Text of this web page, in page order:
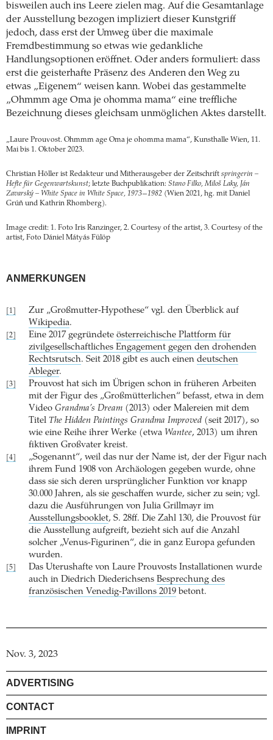
bisweilen auch ins Leere zielen mag. Auf die Gesamtanlage
der Ausstellung bezogen impliziert dieser Kunstgriff
jedoch, dass erst der Umweg über die maximale
Fremdbestimmung so etwas wie gedankliche
Handlungsoptionen eröffnet. Oder anders formuliert: dass
erst die geisterhafte Präsenz des Anderen den Weg zu
etwas „Eigenem“ weisen kann. Wobei das gestammelte
„Ohmmm age Oma je ohomma mama“ eine treffliche
Bezeichnung dieses gleichsam unmöglichen Aktes darstellt.
„Laure Prouvost. Ohmmm age Oma je ohomma mama“, Kunsthalle Wien, 11.
Mai bis 1. Oktober 2023.
Christian Höller ist Redakteur und Mitherausgeber der Zeitschrift springerin –
Hefte für Gegenwartskunst; letzte Buchpublikation: Stano Filko, Miloš Laky, Ján
Zavarský – White Space in White Space, 1973−1982 (Wien 2021, hg. mit Daniel
Grúň und Kathrin Rhomberg).
Image credit: 1. Foto Iris Ranzinger, 2. Courtesy of the artist, 3. Courtesy of the
artist, Foto Dániel Mátyás Fülöp
ANMERKUNGEN
[1]
Zur „Großmutter-Hypothese“ vgl. den Überblick auf
Wikipedia.
[2] Eine 2017 gegründete österreichische Plattform für
zivilgesellschaftliches Engagement gegen den drohenden
Rechtsrutsch. Seit 2018 gibt es auch einen deutschen
Ableger.
[3]
Prouvost hat sich im Übrigen schon in früheren Arbeiten
mit der Figur des „Großmütterlichen“ befasst, etwa in dem
Video Grandma’s Dream (2013) oder Malereien mit dem
Titel The Hidden Paintings Grandma Improved (seit 2017), so
wie eine Reihe ihrer Werke (etwa Wantee, 2013) um ihren
fiktiven Großvater kreist.
[4]
„Sogenannt“, weil das nur der Name ist, der der Figur nach
ihrem Fund 1908 von Archäologen gegeben wurde, ohne
dass sie sich deren ursprünglicher Funktion vor knapp
30.000 Jahren, als sie geschaffen wurde, sicher zu sein; vgl.
dazu die Ausführungen von Julia Grillmayr im
Ausstellungsbooklet, S. 28ff. Die Zahl 130, die Prouvost für
die Ausstellung aufgreift, bezieht sich auf die Anzahl
solcher „Venus-Figurinen“, die in ganz Europa gefunden
wurden.
[5]
Das Uterushafte von Laure Prouvosts Installationen wurde
auch in Diedrich Diederichsens Besprechung des
französischen Venedig-Pavillons 2019 betont.
Nov. 3, 2023
ADVERTISING
CONTACT
IMPRINT